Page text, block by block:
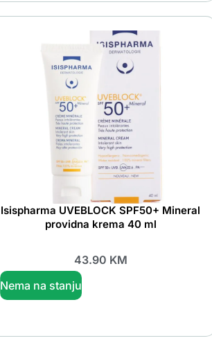
Isispharma UVEBLOCK SPF50+ Mineral
providna krema 40 ml
43.90 KM
Nema na stanju